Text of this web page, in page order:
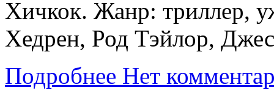
Хичкок. Жанр: триллер,
Хедрен, Род Тэйлор,
Подробнее Нет